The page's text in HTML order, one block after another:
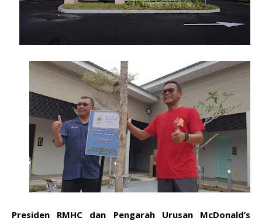
Presiden RMHC dan Pengarah Urusan McDonald’s